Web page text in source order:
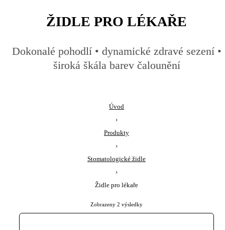
ŽIDLE PRO LÉKAŘE
Dokonalé pohodlí • dynamické zdravé sezení •
široká škála barev čalounění
Úvod
›
Produkty
›
Stomatologické židle
›
Židle pro lékaře
Zobrazeny 2 výsledkySorted
latest